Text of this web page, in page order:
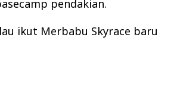
pendakian.
ikut Merbabu Skyrace baru